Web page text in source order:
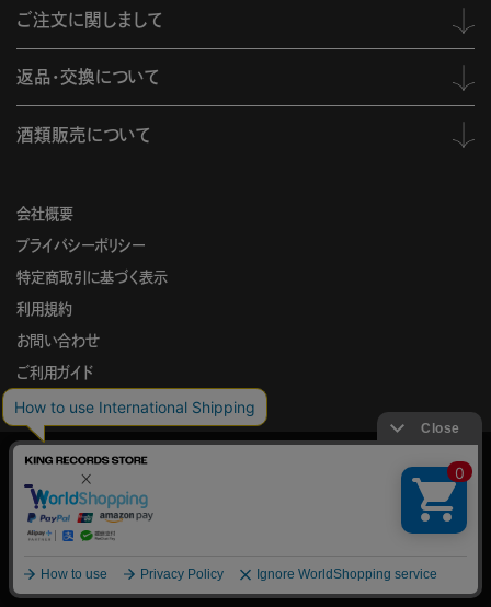
会社概要
プライバシーポリシー
特定商取引に基づく表示
利用規約
お問い合わせ
ご利用ガイド
KING
RECORDS
STORE
ご注文に関しまして
返品・交換について
酒類販売について
このサイトでは、サイトの利便性向上を目的に、Cookieを使用していま
す。
Cookieの使用に関する詳細は
をご確認ください。
承諾する